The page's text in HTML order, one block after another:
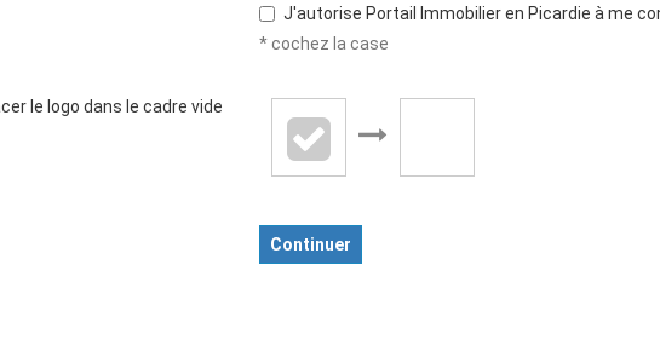
J'autorise Portail Immobilier en Picardie à me
* cochez la case
le logo dans le cadre vide
Continuer